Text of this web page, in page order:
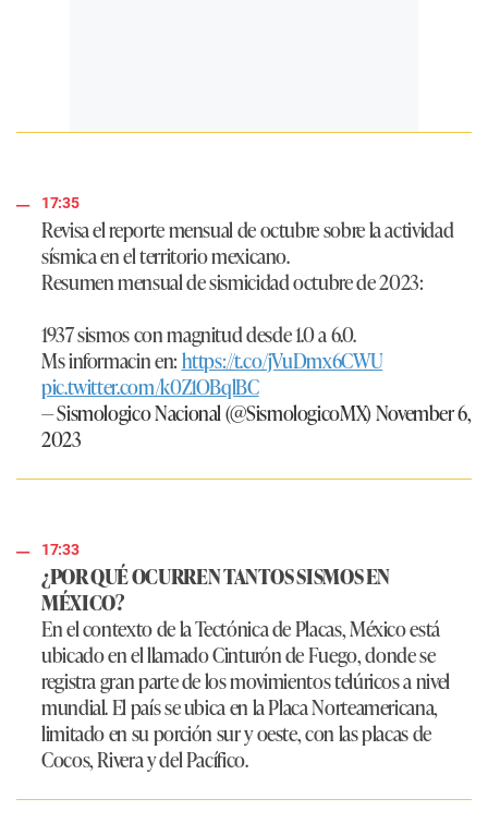
17:35
Revisa el reporte mensual de octubre sobre la actividad
sísmica en el territorio mexicano.
Resumen mensual de sismicidad octubre de 2023:
1937 sismos con magnitud desde 1.0 a 6.0.
Ms informacin en:https://t.co/jVuDmx6CWU
pic.twitter.com/k0Z1OBqlBC
— Sismologico Nacional (@SismologicoMX)November 6,
2023
17:33
¿POR QUÉ OCURREN TANTOS SISMOS EN
MÉXICO?
En el contexto de la Tectónica de Placas, México está
ubicado en el llamado Cinturón de Fuego, donde se
registra gran parte de los movimientos telúricos a nivel
mundial. El país se ubica en la Placa Norteamericana,
limitado en su porción sur y oeste, con las placas de
Cocos, Rivera y del Pacífico.